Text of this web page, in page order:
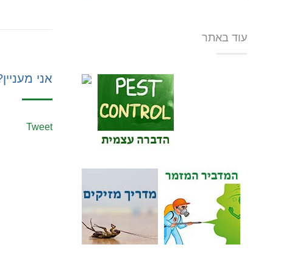
אני
Tweet
עוד באתר